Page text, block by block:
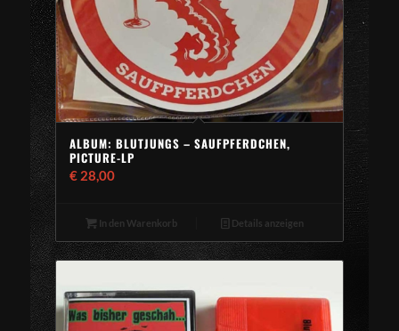
ALBUM: BLUTJUNGS – SAUFPFERDCHEN,
PICTURE-LP
€ 28,00
In den Warenkorb Details anzeigen